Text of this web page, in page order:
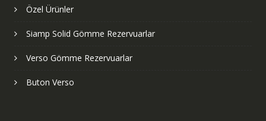
Özel Ürünler
Siamp Solid Gömme Rezervuarlar
Verso Gömme Rezervuarlar
Buton Verso